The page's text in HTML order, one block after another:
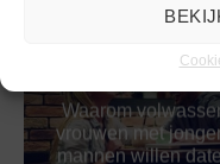
Waarom
vrouwen met
mannen willen